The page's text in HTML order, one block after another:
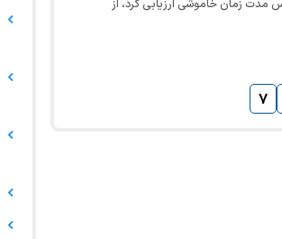
مدت زمان خاموشی ارزیابی کرد، از
حساس به دما، از جمله…
۷